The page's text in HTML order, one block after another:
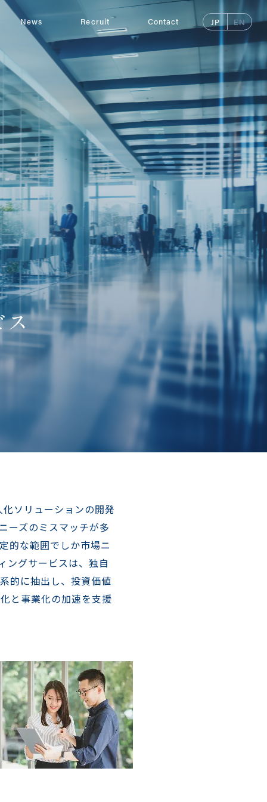
News Recruit Contact JP EN
ス
ソリューションの開発
ーズのミスマッチが多
的な範囲でしか市場ニ
ングサービスは、独自
的に抽出し、投資価値
と事業化の加速を支援